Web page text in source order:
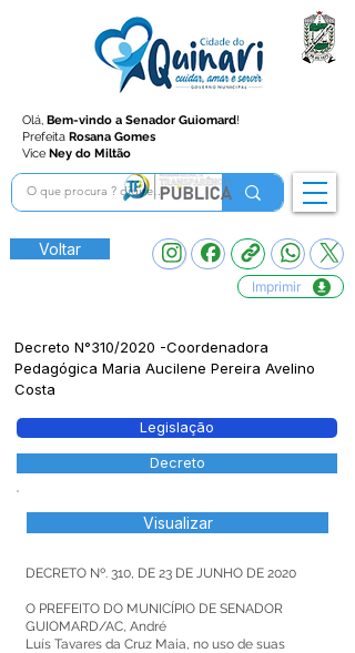
Olá, Bem-vindo a Senador Guiomard!
Prefeita Rosana Gomes
Vice Ney do Miltão
Voltar
Imprimir
Decreto N°310/2020 -Coordenadora
Pedagógica Maria Aucilene Pereira Avelino
Costa
Legislação
Decreto
Visualizar
DECRETO Nº. 310, DE 23 DE JUNHO DE 2020
O PREFEITO DO MUNICÍPIO DE SENADOR
GUIOMARD/AC, André
Luís Tavares da Cruz Maia, no uso de suas